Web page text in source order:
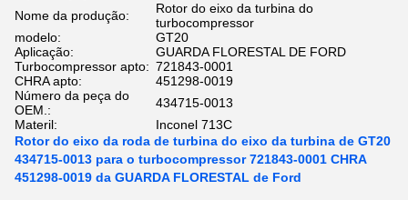
Nome da produção:
Rotor do eixo da turbina do
turbocompressor
modelo:
GT20
Aplicação:
GUARDA FLORESTAL DE FORD
Turbocompressor apto: 721843-0001
CHRA apto:
451298-0019
Número da peça do
OEM.:
434715-0013
Materil:
Inconel 713C
Rotor do eixo da roda de turbina do eixo da turbina de GT20
434715-0013 para o turbocompressor 721843-0001 CHRA
451298-0019 da GUARDA FLORESTAL de Ford